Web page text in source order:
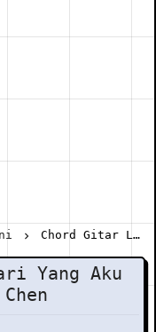
Chord Gitar Lebih Dari Yang Aku Tau - Edward Chen
Yang Aku